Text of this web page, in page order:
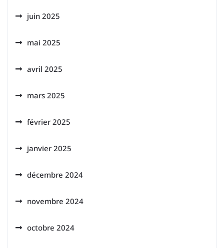
juin 2025
mai 2025
avril 2025
mars 2025
février 2025
janvier 2025
décembre 2024
novembre 2024
octobre 2024